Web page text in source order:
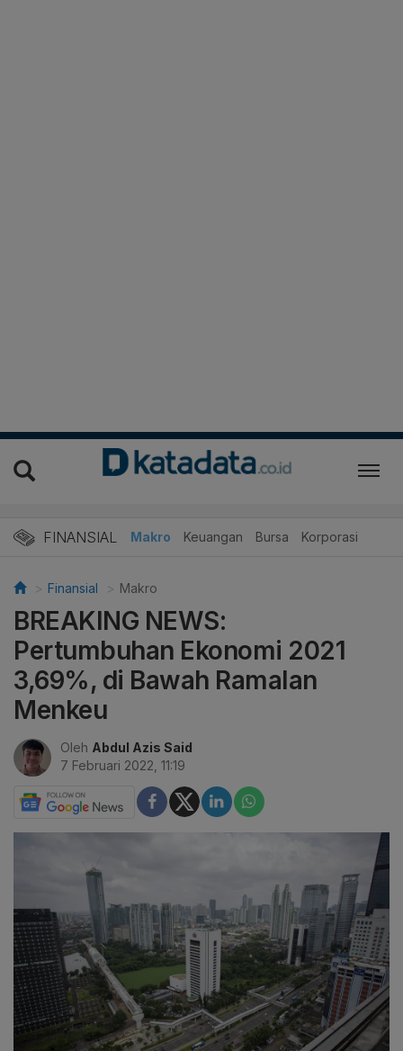
FINANSIAL Makro Keuangan Bursa Korporasi
Finansial Makro
BREAKING NEWS:
Pertumbuhan Ekonomi 2021
3,69%, di Bawah Ramalan
Menkeu
Oleh Abdul Azis Said
7 Februari 2022, 11:19